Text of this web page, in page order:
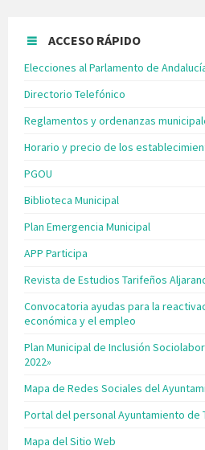
ACCESO RÁPIDO
Elecciones al Parlamento de
Directorio Telefónico
Reglamentos y ordenanzas
Horario y precio de los
PGOU
Biblioteca Municipal
Plan Emergencia Municipal
APP Participa
Revista de Estudios Tarifeños
Convocatoria ayudas para la
económica y el empleo
Plan Municipal de Inclusión
2022»
Mapa de Redes Sociales del
Portal del personal Ayuntamiento de
Mapa del Sitio Web